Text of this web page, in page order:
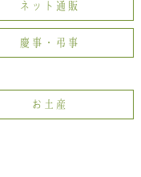
ネット通販
慶事・弔事
お土産